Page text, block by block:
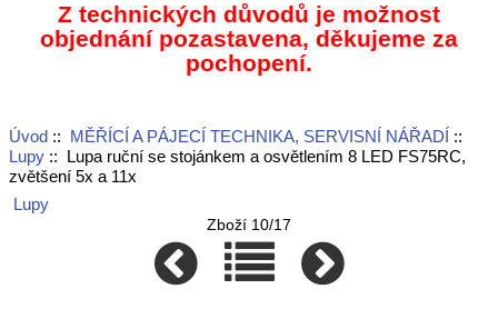
Z technických důvodů je možnost
objednání pozastavena, děkujeme za
pochopení.
Úvod:: MĚŘÍCÍ A PÁJECÍ TECHNIKA, SERVISNÍ NÁŘADÍ ::
Lupy:: Lupa ruční se stojánkem a osvětlením 8 LED FS75RC,
zvětšení 5x a 11x
Lupy
Zboží 10/17